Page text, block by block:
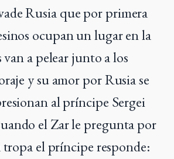
Rusia que por primera
ocupan un lugar en la
a pelear junto a los
y su amor por Rusia se
al príncipe Sergei
el Zar le pregunta por
tropa el príncipe responde: